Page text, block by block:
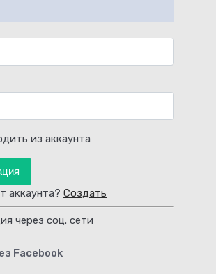
из аккаунта
аккаунта? Создать
через соц. сети
Facebook